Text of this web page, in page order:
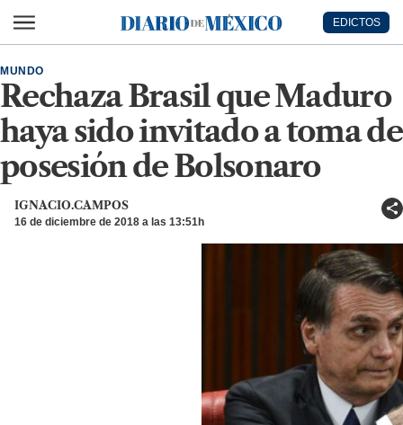
Diario de México
EDICTOS
Rechaza Brasil que Maduro
haya sido invitado a toma de
posesión de Bolsonaro
MUNDO
IGNACIO.CAMPOS
16 de diciembre de 2018 a las 13:51h